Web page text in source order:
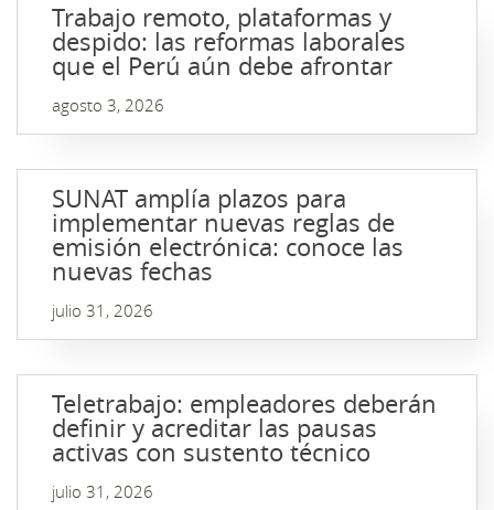
Trabajo remoto, plataformas y
despido: las reformas laborales
que el Perú aún debe afrontar
agosto 3, 2026
SUNAT amplía plazos para
implementar nuevas reglas de
emisión electrónica: conoce las
nuevas fechas
julio 31, 2026
Teletrabajo: empleadores deberán
definir y acreditar las pausas
activas con sustento técnico
julio 31, 2026